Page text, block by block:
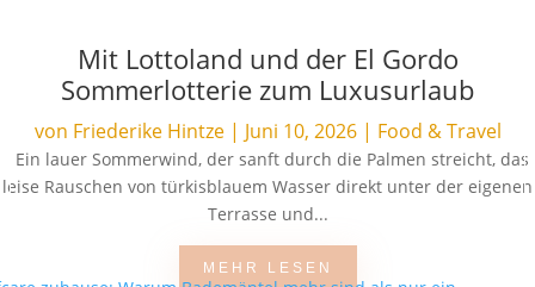
Mit Lottoland und der El Gordo
Sommerlotterie zum Luxusurlaub
von Friederike Hintze| Juni 10, 2026| Food & Travel
Ein lauer Sommerwind, der sanft durch die Palmen streicht, das
leise Rauschen von türkisblauem Wasser direkt unter der eigenen
Terrasse und...
MEHR LESEN